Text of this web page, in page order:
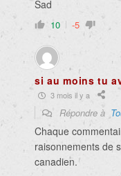
Sad
10 -5
si au moins tu
3 mois il y a
Répondre à
Chaque
raisonnements de
canadien.